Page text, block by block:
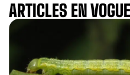
ARTICLES EN VOGUE